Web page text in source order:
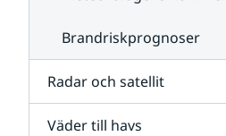
Brandriskprognoser
Radar och satellit
Väder till havs